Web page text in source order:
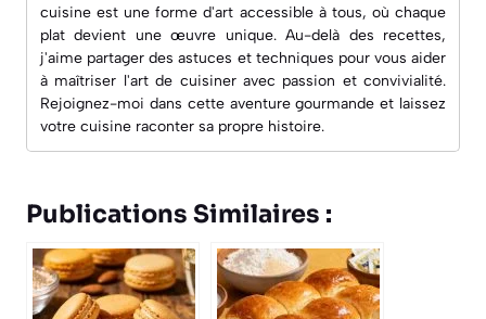
cuisine est une forme d'art accessible à tous, où chaque
plat devient une œuvre unique. Au-delà des recettes,
j'aime partager des astuces et techniques pour vous aider
à maîtriser l'art de cuisiner avec passion et convivialité.
Rejoignez-moi dans cette aventure gourmande et laissez
votre cuisine raconter sa propre histoire.
Publications Similaires :